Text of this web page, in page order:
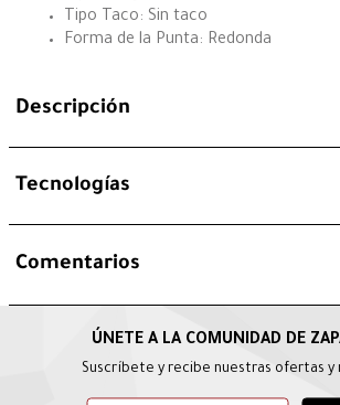
Tipo Taco: Sin taco
Forma de la Punta: Redonda
Descripción
Tecnologías
Comentarios
Suscríbete y recibe nuestras ofertas y